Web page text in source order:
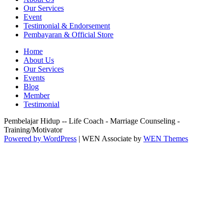
Our Services
Event
Testimonial & Endorsement
Pembayaran & Official Store
Home
About Us
Our Services
Events
Blog
Member
Testimonial
Pembelajar Hidup -- Life Coach - Marriage Counseling -
Training/Motivator
Powered by WordPress | WEN Associate by WEN Themes